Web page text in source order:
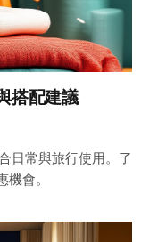
搭配建議
日常與旅行使用。了
會。